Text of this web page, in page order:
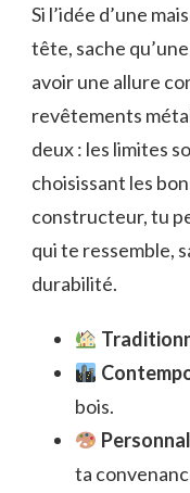
Si l’idée d’une
tête, sache
avoir une allure
revêtements
deux : les limites
choisissant les
constructeur, tu
qui te ressemble,
durabilité.
bois.
ta